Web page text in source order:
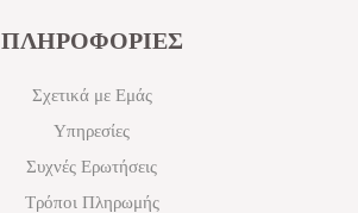
ΠΛΗΡΟΦΟΡΙΕΣ
Σχετικά με Εμάς
Υπηρεσίες
Συχνές Ερωτήσεις
Τρόποι Πληρωμής